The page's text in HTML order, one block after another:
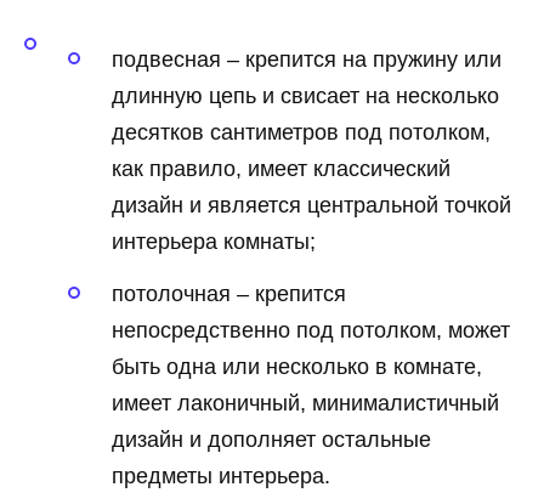
подвесная – крепится на пружину или
длинную цепь и свисает на несколько
десятков сантиметров под потолком,
как правило, имеет классический
дизайн и является центральной точкой
интерьера комнаты;
потолочная – крепится
непосредственно под потолком, может
быть одна или несколько в комнате,
имеет лаконичный, минималистичный
дизайн и дополняет остальные
предметы интерьера.